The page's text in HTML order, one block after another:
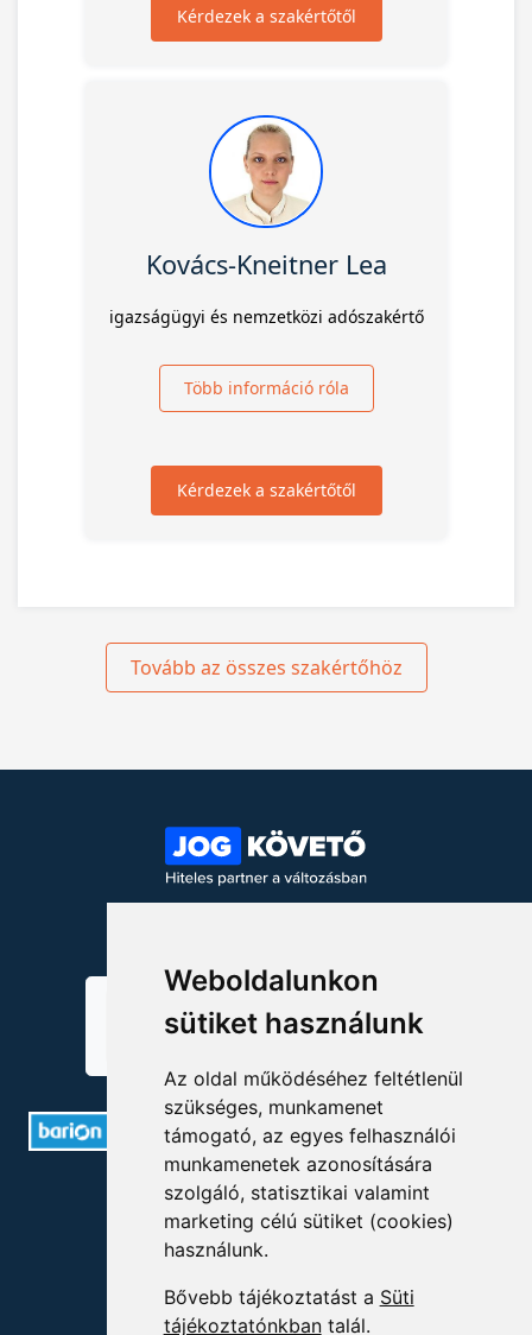
Weboldalunkon
sütiket használunk
Az oldal működéséhez feltétlenül
szükséges, munkamenet
támogató, az egyes felhasználói
munkamenetek azonosítására
szolgáló, statisztikai valamint
marketing célú sütiket (cookies)
használunk.
Bővebb tájékoztatást a Süti
tájékoztatónkbantalál.
Kérdezek a szakértőtől
Kovács-Kneitner Lea
igazságügyi és nemzetközi adószakértő
Több információ róla
Kérdezek a szakértőtől
Tovább az összes szakértőhöz
ELÉRHETŐSÉGEK
+36 1 880 7600
info@mprx.hu